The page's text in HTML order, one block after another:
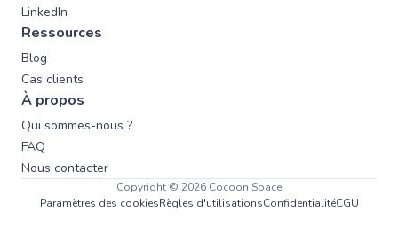
LinkedIn
Ressources
Blog
Cas clients
À propos
Qui sommes-nous ?
FAQ
Nous contacter
Copyright © 2026 Cocoon Space
Paramètres des cookiesRègles d'utilisationsConfidentialitéCGU